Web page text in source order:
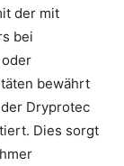
der mit
bei
bewährt
Dryprotec
Dies sorgt